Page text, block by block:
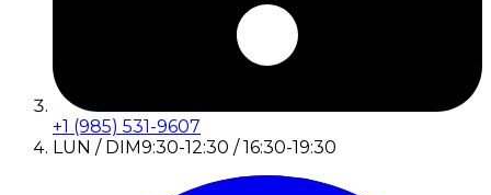
+1 (985) 531-9607
LUN / DIM9:30-12:30 / 16:30-19:30